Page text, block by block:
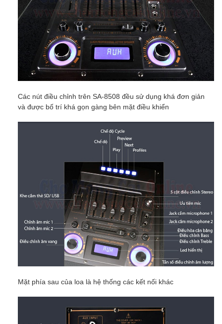
Các nút điều chỉnh trên SA-8508 đều sử dụng khá đơn giản
và được bố trí khá gọn gàng bên mặt điều khiển
Mặt phía sau của loa là hệ thống các kết nối khác